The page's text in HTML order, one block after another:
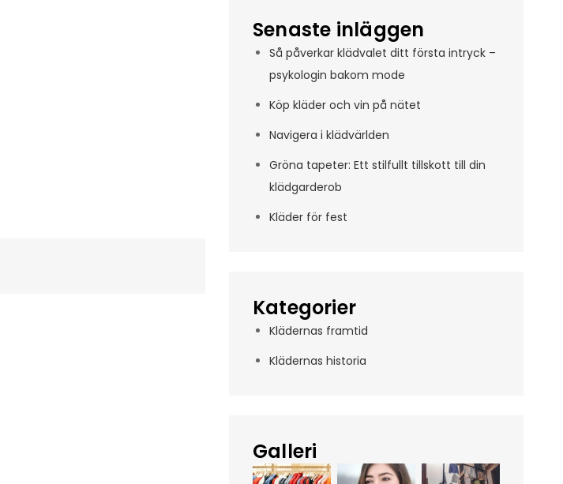
Senaste inläggen
Så påverkar klädvalet ditt första intryck –
psykologin bakom mode
Köp kläder och vin på nätet
Navigera i klädvärlden
Gröna tapeter: Ett stilfullt tillskott till din
klädgarderob
Kläder för fest
Kategorier
Klädernas framtid
Klädernas historia
Galleri